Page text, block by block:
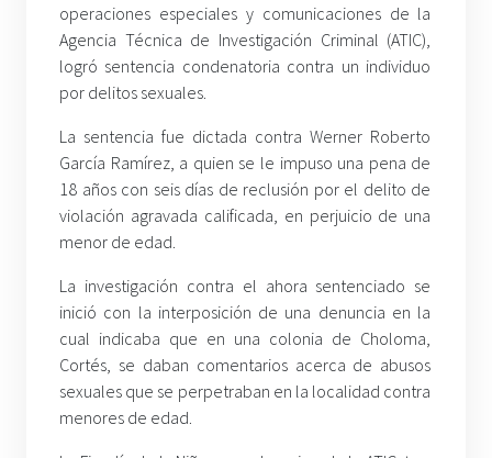
operaciones especiales y comunicaciones de la
Agencia Técnica de Investigación Criminal (ATIC),
logró sentencia condenatoria contra un individuo
por delitos sexuales.
La sentencia fue dictada contra Werner Roberto
García Ramírez, a quien se le impuso una pena de
18 años con seis días de reclusión por el delito de
violación agravada calificada, en perjuicio de una
menor de edad.
La investigación contra el ahora sentenciado se
inició con la interposición de una denuncia en la
cual indicaba que en una colonia de Choloma,
Cortés, se daban comentarios acerca de abusos
sexuales que se perpetraban en la localidad contra
menores de edad.